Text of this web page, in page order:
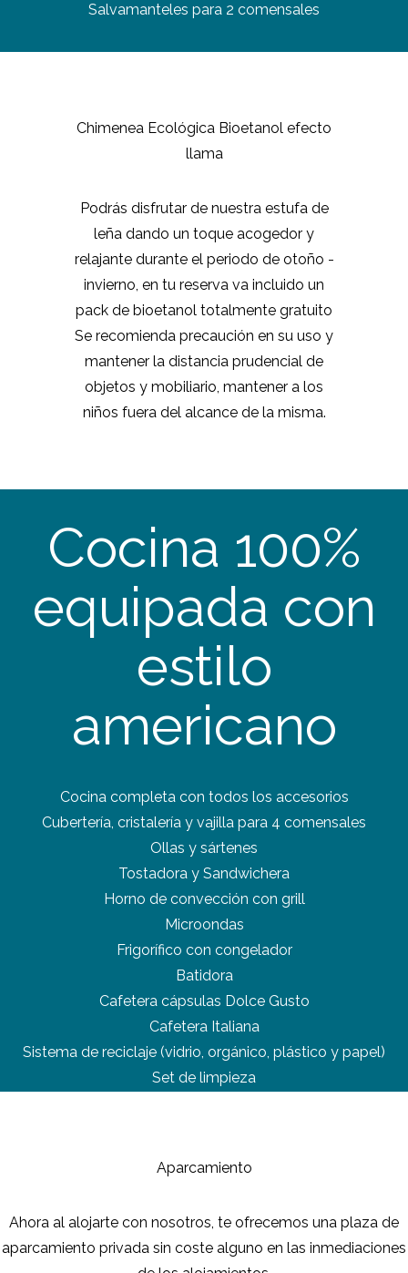
Salvamanteles para 2 comensales
Chimenea Ecológica Bioetanol efecto
llama
Podrás disfrutar de nuestra estufa de
leña dando un toque acogedor y
relajante durante el periodo de otoño -
invierno, en tu reserva va incluido un
pack de bioetanol totalmente gratuito
Se recomienda precaución en su uso y
mantener la distancia prudencial de
objetos y mobiliario, mantener a los
niños fuera del alcance de la misma.
Cocina 100%
equipada con
estilo
americano
Cocina completa con todos los accesorios
Cubertería, cristalería y vajilla para 4 comensales
Ollas y sártenes
Tostadora y Sandwichera
Horno de convección con grill
Microondas
Frigorífico con congelador
Batidora
Cafetera cápsulas Dolce Gusto
Cafetera Italiana
Sistema de reciclaje (vidrio, orgánico, plástico y papel)
Set de limpieza
Aparcamiento
Ahora al alojarte con nosotros, te ofrecemos una plaza de
aparcamiento privada sin coste alguno en las inmediaciones